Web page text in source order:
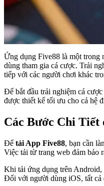
Ứng dụng Five88 là một trong
dùng tham gia cá cược. Trải
tiếp với các người chơi khác
Để bắt đầu trải nghiệm cá
được thiết kế tối ưu cho cả hệ
Các Bước Chi
Để tải App Five88, bạn cần
Việc tải từ trang web đảm bảo
Khi tải ứng dụng trên Android,
Đối với người dùng iOS, tất cả